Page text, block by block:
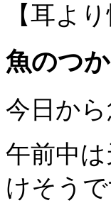
【耳よ
魚のつ
今日か
午前中
けそうで